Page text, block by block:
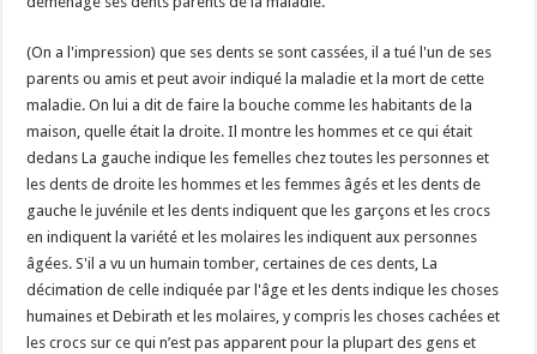
(On a l'impression) que ses dents se sont cassées, il a tué l'un de ses
parents ou amis et peut avoir indiqué la maladie et la mort de cette
maladie. On lui a dit de faire la bouche comme les habitants de la
maison, quelle était la droite. Il montre les hommes et ce qui était
dedans La gauche indique les femelles chez toutes les personnes et
les dents de droite les hommes et les femmes âgés et les dents de
gauche le juvénile et les dents indiquent que les garçons et les crocs
en indiquent la variété et les molaires les indiquent aux personnes
âgées. S'il a vu un humain tomber, certaines de ces dents, La
décimation de celle indiquée par l'âge et les dents indique les choses
humaines et Debirath et les molaires, y compris les choses cachées et
les crocs sur ce qui n’est pas apparent pour la plupart des gens et